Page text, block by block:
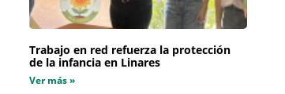
Trabajo en red refuerza la protección
de la infancia en Linares
Ver más »